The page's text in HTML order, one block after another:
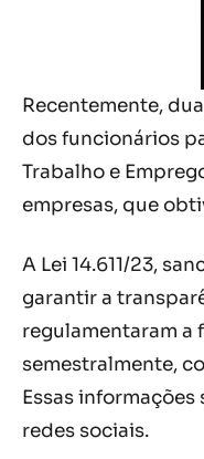
Recentemente,
dos funcionários
Trabalho e
empresas, que
A Lei 14.611/23,
garantir a
regulamentaram a
semestralmente,
Essas
redes sociais.